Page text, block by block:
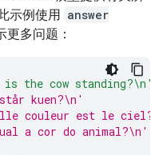
示例使用 answer
多问题：
is the cow standing?\n '
kuen?\n'
couleur est le
a cor do animal?\n'